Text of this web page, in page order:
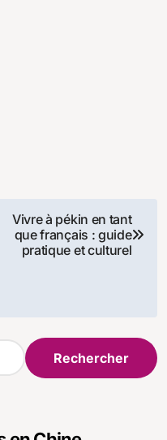
Vivre à pékin en tant
que français : guide
pratique et culturel